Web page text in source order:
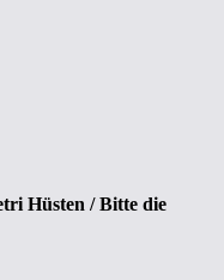
Hüsten / Bitte die